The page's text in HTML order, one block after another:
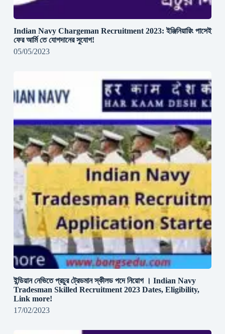
Indian Navy Chargeman Recruitment 2023: ইঞ্জিনিয়ারিং পাসেই
ফের আর্মি তে যোগদানের সুযোগ!
05/05/2023
ইন্ডিয়ান নেভিতে প্রচুর ট্রেডমান স্কীলড পদে নিয়োগ । Indian Navy
Tradesman Skilled Recruitment 2023 Dates, Eligibility,
Link more!
17/02/2023